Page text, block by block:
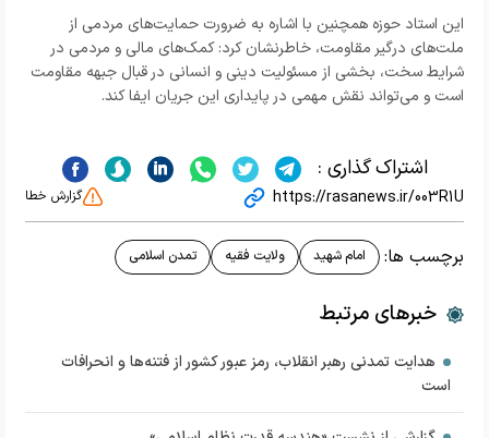
این استاد حوزه همچنین با اشاره به ضرورت حمایت‌های مردمی از
ملت‌های درگیر مقاومت، خاطرنشان کرد: کمک‌های مالی و مردمی در
شرایط سخت، بخشی از مسئولیت دینی و انسانی در قبال جبهه مقاومت
است و می‌تواند نقش مهمی در پایداری این جریان ایفا کند.
اشتراک گذاری :
https://rasanews.ir/003R1U گزارش خطا
برچسب ها: امام شهید ولایت فقیه تمدن اسلامی
خبرهای مرتبط
هدایت تمدنی رهبر انقلاب، رمز عبور کشور از فتنه‌ها و انحرافات
است